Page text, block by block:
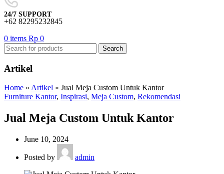
24/7 SUPPORT
+62 82295232845
0 items Rp 0
Search
Artikel
Home » Artikel » Jual Meja Custom Untuk Kantor
Furniture Kantor, Inspirasi, Meja Custom, Rekomendasi
Jual Meja Custom Untuk Kantor
June 10, 2024
Posted by admin